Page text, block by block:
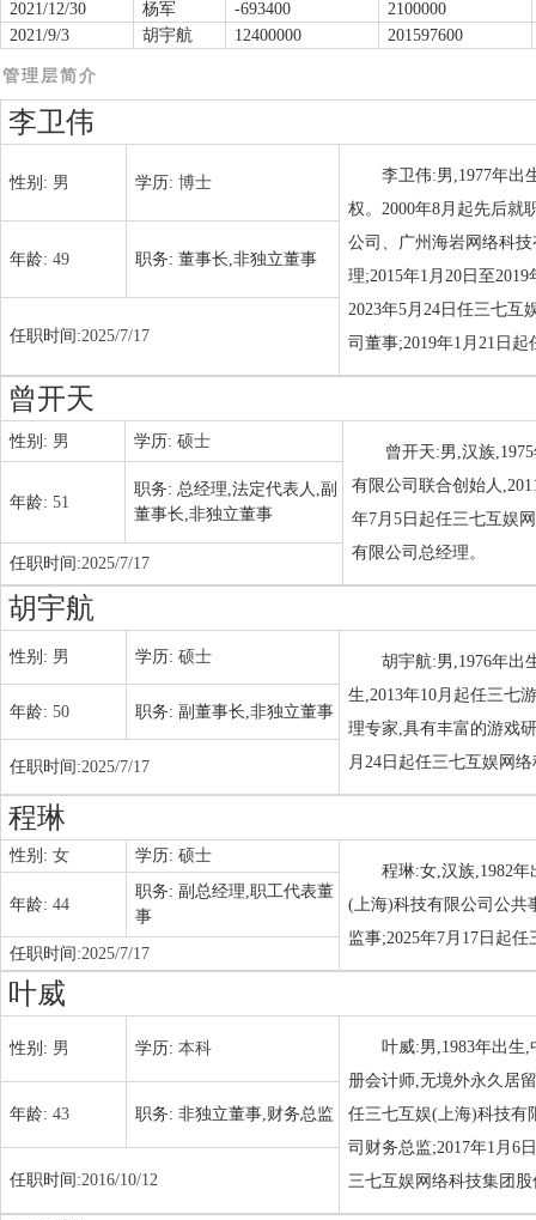
2021/12/30 杨军 -693400
2100000
2021/9/3
胡宇航 12400000 201597600
管理层简介
李卫伟
性别: 男 学历: 博士
李卫伟:男,1977年出
权。2000年8月起先后就
公司、广州海岩网络科
理;2015年1月20日至
2023年5月24日任三七互
司董事;2019年1月21日
年龄: 49 职务: 董事长,非独立董事
任职时间:2025/7/17
曾开天
性别: 男 学历: 硕士
曾开天:男,汉族
有限公司联合创始人
年7月5日起任三七互娱
有限公司总经理。
年龄: 51
职务: 总经理,法定代表人,副
董事长,非独立董事
任职时间:2025/7/17
胡宇航
性别: 男 学历: 硕士
胡宇航:男,1976年出
生,2013年10月起任三七
理专家,具有丰富的游戏
月24日起任三七互娱网
年龄: 50 职务: 副董事长,非独立董事
任职时间:2025/7/17
程琳
性别: 女 学历: 硕士
程琳:女,汉族,1982
(上海)科技有限公司公共
监事;2025年7月17日起
年龄: 44
职务: 副总经理,职工代表董
事
任职时间:2025/7/17
叶威
性别: 男 学历: 本科
叶威:男,1983年出生
册会计师,无境外永久居
任三七互娱(上海)科技有
司财务总监;2017年1月6
三七互娱网络科技集团
年龄: 43 职务: 非独立董事,财务总监
任职时间:2016/10/12